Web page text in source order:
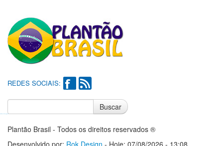
REDES SOCIAIS:
Buscar
Plantão Brasil - Todos os direitos reservados ®
Desenvolvido por: Rok Design - Hoje: 07/08/2026 - 13:08